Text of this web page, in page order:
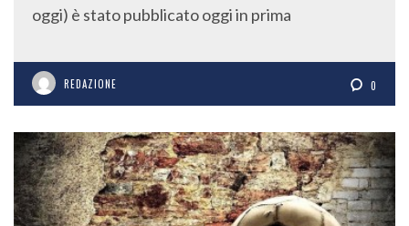
oggi) è stato pubblicato oggi in prima
REDAZIONE 0